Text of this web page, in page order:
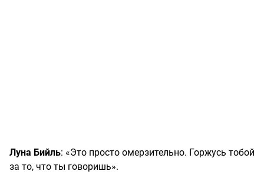
Луна Бийль: «Это просто омерзительно. Горжусь тобой
за то, что ты говоришь».